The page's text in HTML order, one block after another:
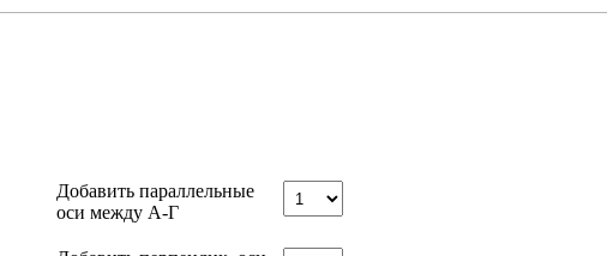
Добавить параллельные
оси между А-Г